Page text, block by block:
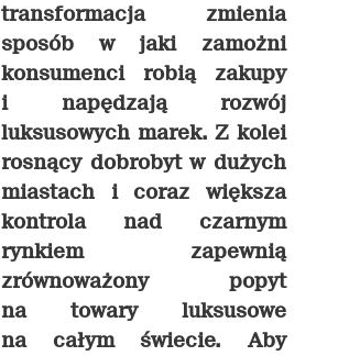
transformacja zmienia
sposób w jaki zamożni
konsumenci robią zakupy
i napędzają rozwój
luksusowych marek. Z kolei
rosnący dobrobyt w dużych
miastach i coraz większa
kontrola nad czarnym
rynkiem zapewnią
zrównoważony popyt
na towary luksusowe
na całym świecie. Aby